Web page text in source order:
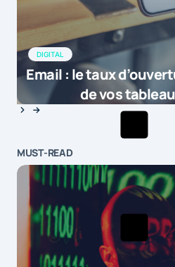
DIGITAL
Email : le taux
de vos
MUST-READ